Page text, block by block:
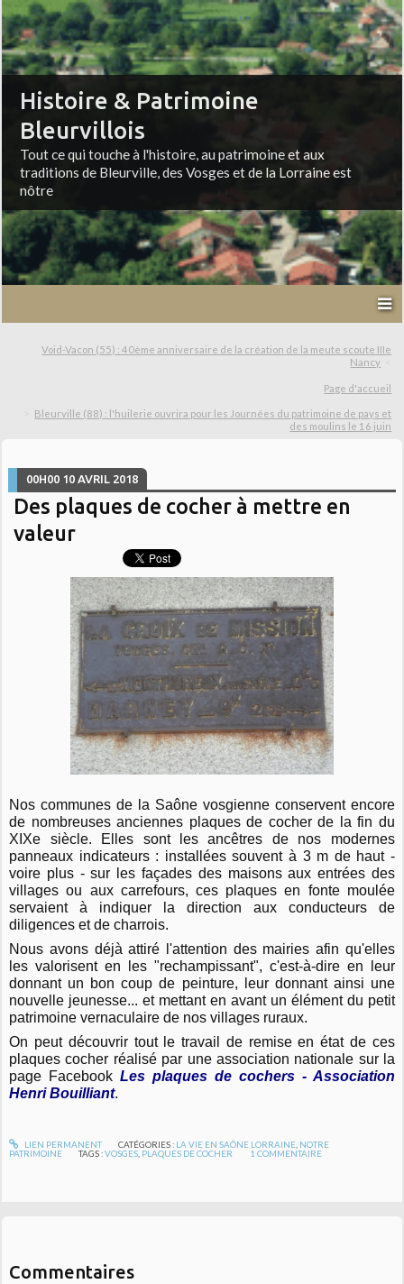
Histoire & Patrimoine
Bleurvillois
Tout ce qui touche à l'histoire, au patrimoine et aux
traditions de Bleurville, des Vosges et de la Lorraine est
nôtre
Void-Vacon (55) : 40ème anniversaire de la création de la meute scoute IIIe
Nancy
Page d'accueil
Bleurville (88) : l'huilerie ouvrira pour les Journées du patrimoine de pays et
des moulins le 16 juin
00H00 10 AVRIL 2018
Des plaques de cocher à mettre en
valeur
Nos communes de la Saône vosgienne conservent encore
de nombreuses anciennes plaques de cocher de la fin du
XIXe siècle. Elles sont les ancêtres de nos modernes
panneaux indicateurs : installées souvent à 3 m de haut -
voire plus - sur les façades des maisons aux entrées des
villages ou aux carrefours, ces plaques en fonte moulée
servaient à indiquer la direction aux conducteurs de
diligences et de charrois.
Nous avons déjà attiré l'attention des mairies afin qu'elles
les valorisent en les "rechampissant", c'est-à-dire en leur
donnant un bon coup de peinture, leur donnant ainsi une
nouvelle jeunesse... et mettant en avant un élément du petit
patrimoine vernaculaire de nos villages ruraux.
On peut découvrir tout le travail de remise en état de ces
plaques cocher réalisé par une association nationale sur la
page FacebookLes plaques de cochers - Association
Henri Bouilliant.
LIEN PERMANENT CATÉGORIES : LA VIE EN SAÔNE LORRAINE, NOTRE
PATRIMOINE
TAGS :VOSGES PLAQUES DE COCHER 1 COMMENTAIRE
Commentaires